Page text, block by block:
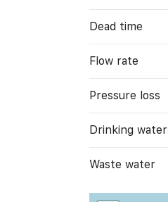
Dead time
Flow rate
Pressure loss
Drinking water
Waste water